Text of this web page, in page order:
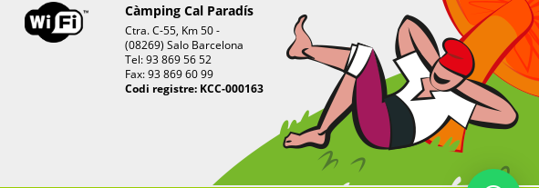
Càmping Cal Paradís
Ctra. C-55, Km 50 -
(08269) Salo Barcelona
Tel: 93 869 56 52
Fax: 93 869 60 99
Codi registre: KCC-000163